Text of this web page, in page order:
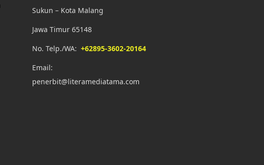
Sukun – Kota Malang
Jawa Timur 65148
No. Telp./WA: +62895-3602-20164
Email:
penerbit@literamediatama.com